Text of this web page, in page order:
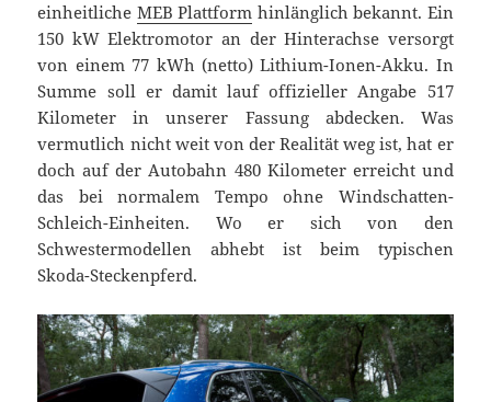
einheitliche MEB Plattform hinlänglich bekannt. Ein
150 kW Elektromotor an der Hinterachse versorgt
von einem 77 kWh (netto) Lithium-Ionen-Akku. In
Summe soll er damit lauf offizieller Angabe 517
Kilometer in unserer Fassung abdecken. Was
vermutlich nicht weit von der Realität weg ist, hat er
doch auf der Autobahn 480 Kilometer erreicht und
das bei normalem Tempo ohne Windschatten-
Schleich-Einheiten. Wo er sich von den
Schwestermodellen abhebt ist beim typischen
Skoda-Steckenpferd.